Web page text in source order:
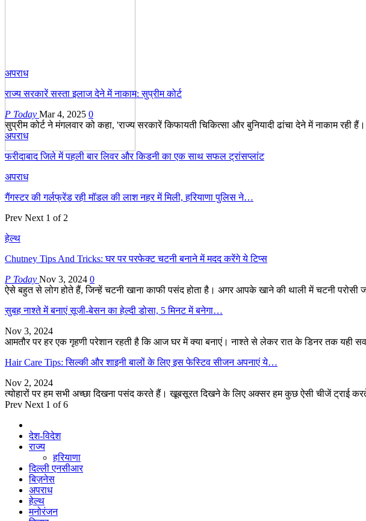
अपराध
राज्य सरकारें सस्ता इलाज देने में नाकाम: सुप्रीम कोर्ट
P Today Mar 4, 2025 0
सुप्रीम कोर्ट ने मंगलवार को कहा, 'राज्य सरकारें किफायती चिकित्सा और बुनियादी ढांचा देने में नाकाम रही
अपराध
फरीदाबाद जिले में पहली बार लिवर और किडनी का एक साथ सफल ट्रांसप्लांट
अपराध
गैंगस्टर की गर्लफ्रेंड रही मॉडल की लाश नहर में मिली, हरियाणा पुलिस ने…
Prev Next 1 of 2
हेल्थ
Chutney Tips And Tricks: घर पर परफेक्ट चटनी बनाने में मदद करेंगे ये टिप्स
P Today Nov 3, 2024 0
ऐसे बहुत से लोग होते हैं, जिन्हें चटनी खाना काफी पसंद होता है। अगर आपके खाने की थाली में चटनी परोसी
सुबह नाश्ते में बनाएं सूजी-बेसन का हेल्दी डोसा, 5 मिनट में बनेगा…
Nov 3, 2024
आमतौर पर हर एक गृहणी परेशान रहती है कि आज घर में क्या बनाएं। नाश्ते से लेकर रात के डिनर तक यही
Hair Care Tips: सिल्की और शाइनी बालों के लिए इस फेस्टिव सीजन अपनाएं ये…
Nov 2, 2024
त्योहारों पर हम सभी अच्छा दिखना पसंद करते हैं। खूबसूरत दिखने के लिए अक्सर हम कुछ ऐसी चीजें ट्राई
Prev Next 1 of 6
देश-विदेश
राज्य
हरियाणा
दिल्ली एनसीआर
बिज़नेस
अपराध
हेल्थ
मनोरंजन